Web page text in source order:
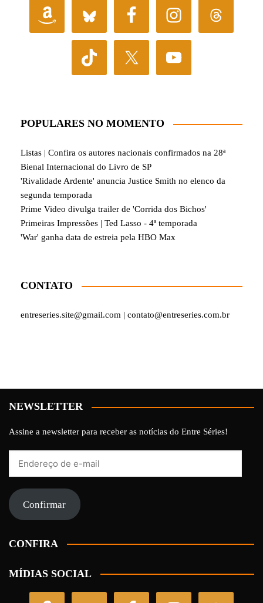
POPULARES NO MOMENTO
Listas | Confira os autores nacionais confirmados na 28ª
Bienal Internacional do Livro de SP
'Rivalidade Ardente' anuncia Justice Smith no elenco da
segunda temporada
Prime Video divulga trailer de 'Corrida dos Bichos'
Primeiras Impressões | Ted Lasso - 4ª temporada
'War' ganha data de estreia pela HBO Max
CONTATO
entreseries.site@gmail.com | contato@entreseries.com.br
NEWSLETTER
Assine a newsletter para receber as notícias do Entre Séries!
mail Confirmar
CONFIRA
MÍDIAS SOCIAL